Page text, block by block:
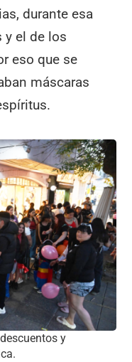
durante esa
y el de los
eso que se
máscaras
y